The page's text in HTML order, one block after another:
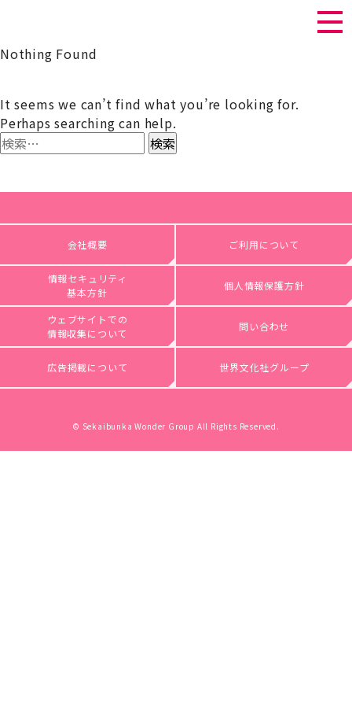
Nothing Found
It seems we can’t find what you’re looking for.
Perhaps searching can help.
検
索:
会社概要 ご利用について
情報セキュリティ
基本方針
個人情報保護方針
ウェブサイトでの
情報収集について
問い合わせ
広告掲載について 世界文化社グループ
© Sekaibunka Wonder Group All Rights Reserved.